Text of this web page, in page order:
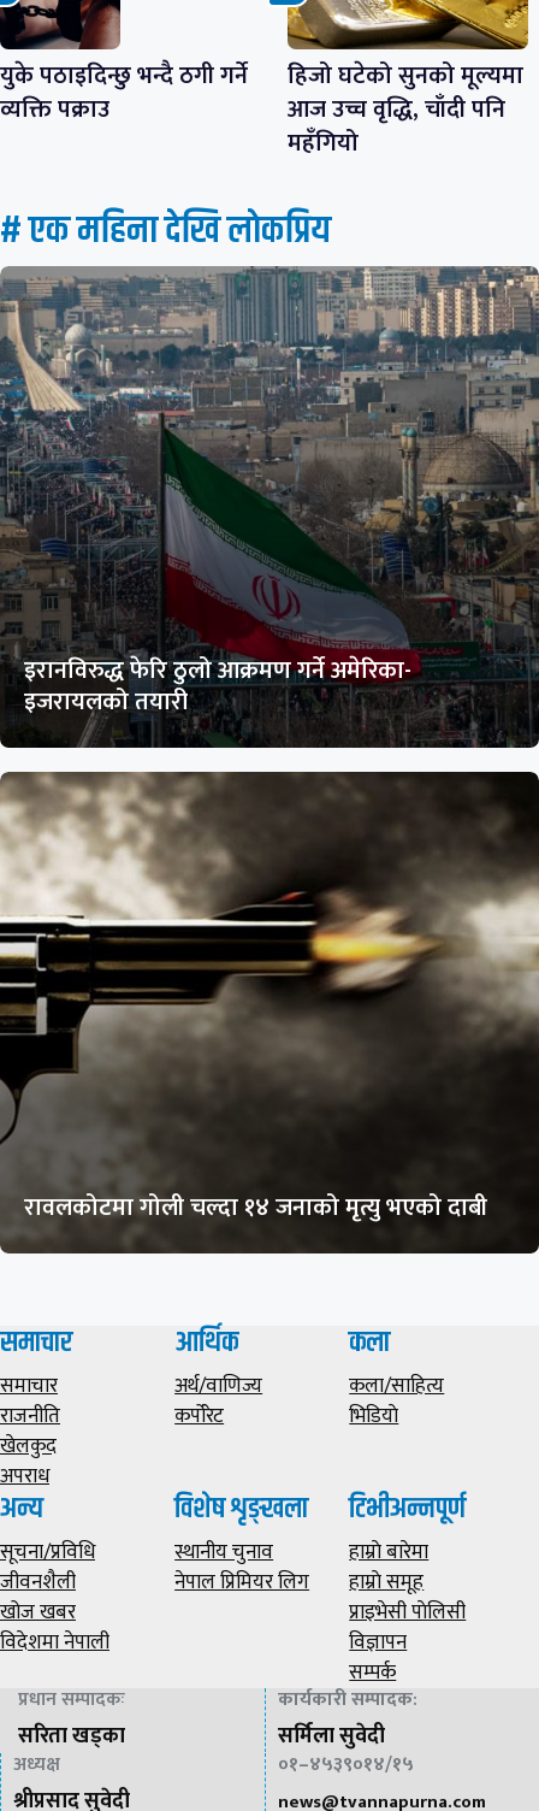
युके पठाइदिन्छु भन्दै ठगी गर्ने
व्यक्ति पक्राउ
हिजो घटेको सुनको मूल्यमा
आज उच्च वृद्धि, चाँदी पनि
महँगियो
# एक महिना देखि लाेकप्रिय
इरानविरुद्ध फेरि ठुलो आक्रमण गर्ने अमेरिका-
इजरायलको तयारी
रावलकोटमा गोली चल्दा १४ जनाको मृत्यु भएको दाबी
समाचार
समाचार
राजनीति
खेलकुद
अपराध
आर्थिक
अर्थ/वाणिज्य
कर्पोरेट
कला
कला/साहित्य
भिडियाे
अन्य
सूचना/प्रविधि
जीवनशैली
खोज खबर
विदेशमा नेपाली
विशेष शृङ्खला
स्थानीय चुनाव
नेपाल प्रिमियर लिग
टिभीअन्नपूर्ण
हाम्राे बारेमा
हाम्राे समूह
प्राइभेसी पाेलिसी
विज्ञापन
सम्पर्क
प्रधान सम्पादकः
सरिता खड्का
कार्यकारी सम्पादक:
सर्मिला सुवेदी
अध्यक्ष
श्रीप्रसाद सुवेदी
०१–४५३९०१४/१५
news@tvannapurna.com